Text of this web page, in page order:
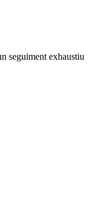
seguiment exhaustiu